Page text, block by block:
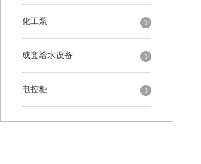
化工泵
成套给水设备
电控柜